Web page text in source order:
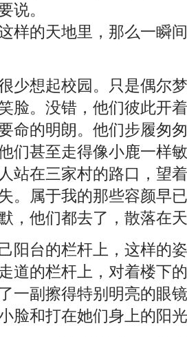
说。
的天地里，那么一瞬间
少想起校园。只是偶尔
脸。没错，他们彼此开
命的明朗。他们步履匆
们甚至走得像小鹿一样
在三家村的路口，望着
。属于我的那些容颜早
，他们都去了，散落在
台的栏杆上，这样的姿
道的栏杆上，对着楼下
一副擦得特别明亮的眼
脸和打在她们身上的阳